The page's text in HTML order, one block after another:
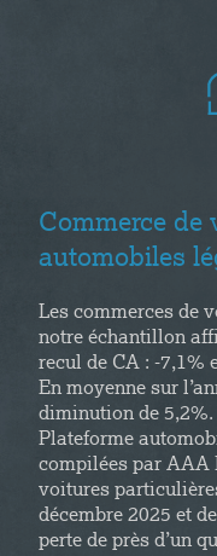
Commerce de
automobiles
Les commerces de
notre échantillon
recul de CA : -7,1%
En moyenne sur
diminution de
Plateforme
compilées par AAA
voitures
décembre 2025 et
perte de près d’un